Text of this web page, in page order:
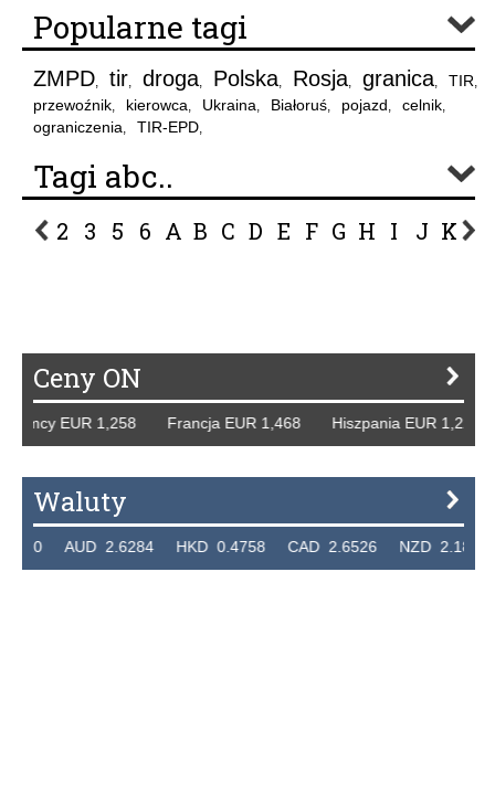
Popularne tagi
ZMPD, tir, droga, Polska, Rosja, granica, TIR,
przewoźnik, kierowca, Ukraina, Białoruś, pojazd, celnik,
ograniczenia, TIR-EPD,
Tagi abc..
2 3 5 6 A B C D E F G H I J K L
Ceny ON
EUR 1,258 Francja EUR 1,468 Hiszpania EUR
Waluty
AUD 2.6284 HKD 0.4758 CAD 2.6526 NZD